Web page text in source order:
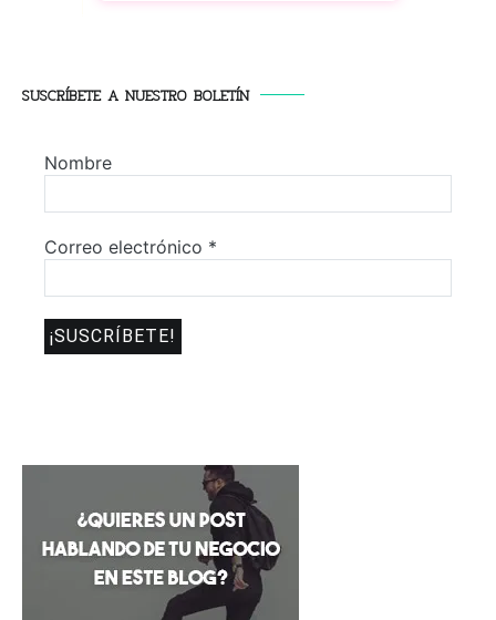
SUSCRÍBETE A NUESTRO BOLETÍN
Nombre
Correo electrónico *